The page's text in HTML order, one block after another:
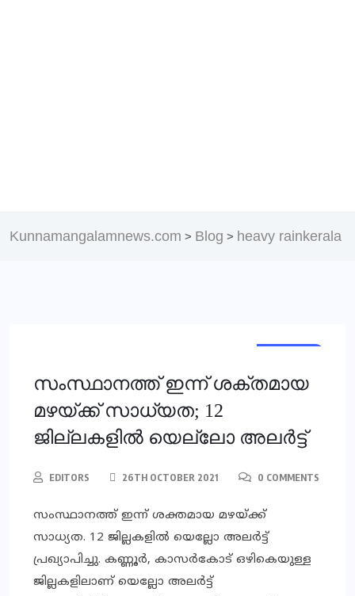
Kunnamangalamnews.com > Blog > heavy rainkerala
സംസ്ഥാനത്ത് ഇന്ന് ശക്തമായ
മഴയ്ക്ക് സാധ്യത; 12
ജില്ലകളില്‍ യെല്ലോ അലര്‍ട്ട്
EDITORS 26TH OCTOBER 2021 0 COMMENTS
സംസ്ഥാനത്ത് ഇന്ന് ശക്തമായ മഴയ്ക്ക്
സാധ്യത. 12 ജില്ലകളില്‍ യെല്ലോ അലര്‍ട്ട്
പ്രഖ്യാപിച്ചു. കണ്ണൂര്‍, കാസര്‍കോട് ഒഴികെയുള്ള
ജില്ലകളിലാണ് യെല്ലോ അലര്‍ട്ട്